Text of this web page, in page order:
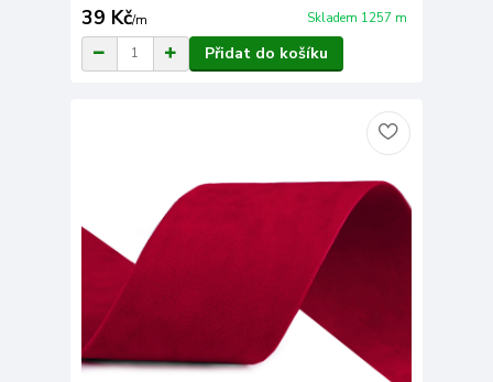
39 Kč/m Skladem 1257 m
Přidat do košíku